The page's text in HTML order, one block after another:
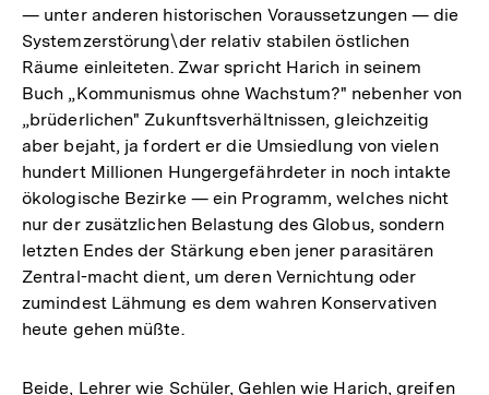
— unter anderen historischen Voraussetzungen — die
Systemzerstörung\der relativ stabilen östlichen
Räume einleiteten. Zwar spricht Harich in seinem
Buch „Kommunismus ohne Wachstum?" nebenher von
„brüderlichen" Zukunftsverhältnissen, gleichzeitig
aber bejaht, ja fordert er die Umsiedlung von vielen
hundert Millionen Hungergefährdeter in noch intakte
ökologische Bezirke — ein Programm, welches nicht
nur der zusätzlichen Belastung des Globus, sondern
letzten Endes der Stärkung eben jener parasitären
Zentral-macht dient, um deren Vernichtung oder
zumindest Lähmung es dem wahren Konservativen
heute gehen müßte.
Beide, Lehrer wie Schüler, Gehlen wie Harich, greifen